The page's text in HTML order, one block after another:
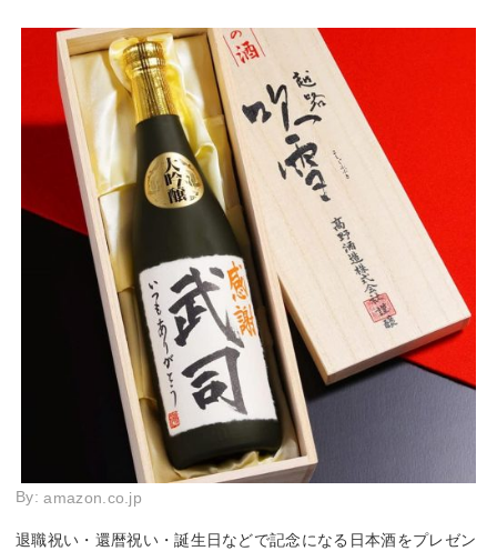
By:amazon.co.jp
退職祝い・還暦祝い・誕生日などで記念になる日本酒をプレゼン